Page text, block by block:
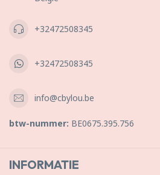
+32472508345
+32472508345
info@cbylou.be
btw-nummer: BE0675.395.756
INFORMATIE